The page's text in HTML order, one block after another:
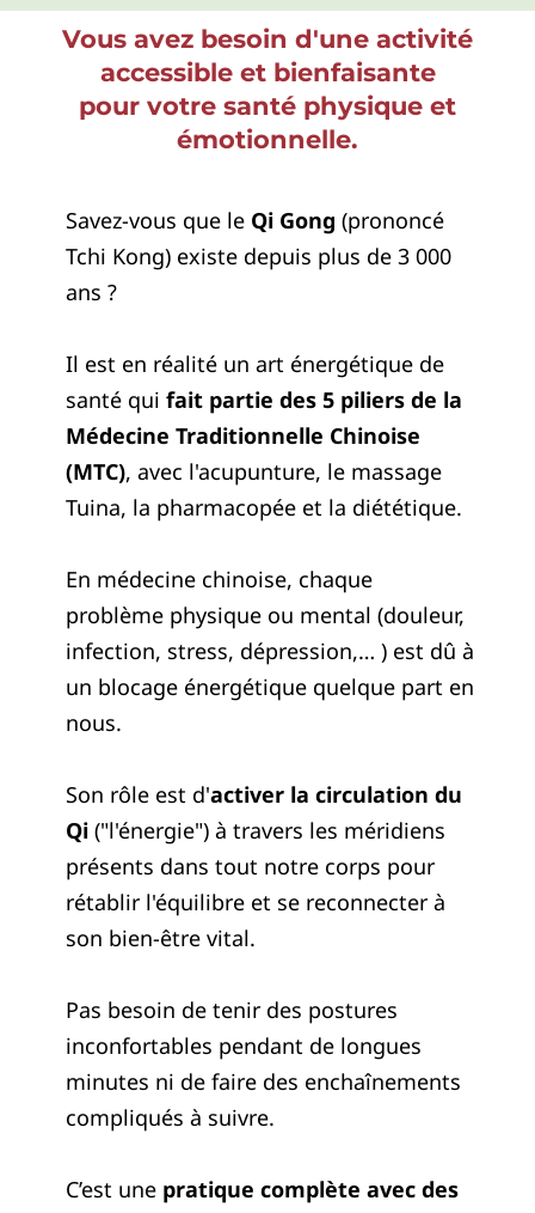
Vous avez besoin d'une activité
accessible et bienfaisante
pour votre santé physique et
émotionnelle.
Savez-vous que le Qi Gong (prononcé
Tchi Kong) existe depuis plus de 3 000
ans ?
Il est en réalité un art énergétique de
santé qui fait partie des 5 piliers de la
Médecine Traditionnelle Chinoise
(MTC), avec l'acupunture, le massage
Tuina, la pharmacopée et la diététique.
En médecine chinoise, chaque
problème physique ou mental (douleur,
infection, stress, dépression,… ) est dû à
un blocage énergétique quelque part en
nous.
Son rôle est d'activer la circulation du
Qi ("l'énergie") à travers les méridiens
présents dans tout notre corps pour
rétablir l'équilibre et se reconnecter à
son bien-être vital.
Pas besoin de tenir des postures
inconfortables pendant de longues
minutes ni de faire des enchaînements
compliqués à suivre.
C’est une pratique complète avec des